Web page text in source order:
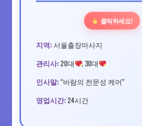
클릭하세요!
지역: 서울출장마사지
관리사: 20대 , 30대
인사말: “바람의 전문성 케어”
영업시간: 24시간